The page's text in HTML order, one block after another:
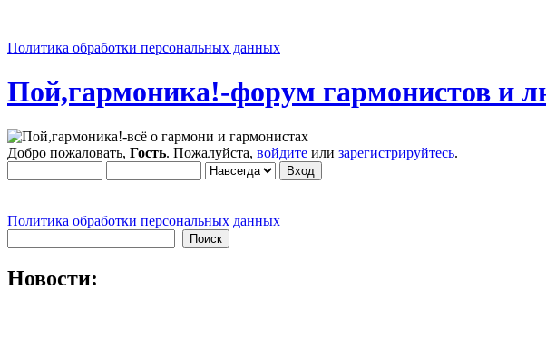
Политика обработки персональных данных
Пой,гармоника!-форум гармонистов и
Добро пожаловать, Гость. Пожалуйста, войдите или зарегистрируйтесь.
Политика обработки персональных данных
Новости: